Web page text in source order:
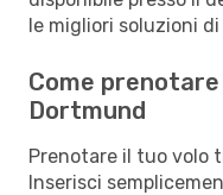
le migliori soluzioni
Come
Dortmund
Prenotare il tuo volo
Inserisci